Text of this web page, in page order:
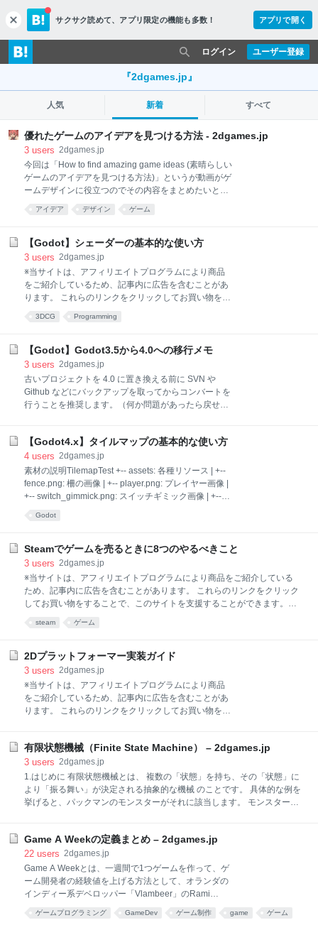
c
l
o
s
サクサク読めて、 アプリ限定の機能も多数！ アプリで開く
ユーザー登録
ログイン
『2dgames.jp』
人気 新着 すべて
優れたゲームのアイデアを見つける方法 - 2dgames.jp
3 users 2dgames.jp
今回は「How to find amazing game ideas (素晴らしい
ゲームのアイデアを見つける方法)」というが動画がゲ
ームデザインに役立つのでその内容をまとめたいと思
パートに整理できます。 ゲームアイデアの発想法 10
ムアイデアの発想法（4つの源泉） ゲームのアイデア
は何もないところからは生まれません。 そこでアイデ
アを発想する方法として以下の発想法があります。 ①
他のゲームから発想する (Other Games) ② ジャンルか
ら発想する (Using Genres) ③ メカニクスから発想す
(The Experience) ① 他のゲームから発想する (Other
アイデア デザイン ゲーム
【Godot】シェーダーの基本的な使い方
3 users 2dgames.jp
※当サイトは、アフィリエイトプログラムにより商品
をご紹介しているため、記事内に広告を含むことがあ
ります。 これらのリンクをクリックしてお買い物をす
3DCG Programming
【Godot】Godot3.5から4.0への移行メモ
3 users 2dgames.jp
古いプロジェクトを 4.0 に置き換える前に SVN や
Github などにバックアップを取ってからコンバートを
行うことを推奨します。（何か問題があったら戻せる
ら古いプロジェクトファイルを開くと、自動で最新の
プロジェクトへコンバートするかどうかのダイアログ
が表示されます（直接 project.godot を開くとコンバー
トダイアログは表示されません）。 Godot のプロジェ
クトマネージャーから プロジェクトファイルを開きま
っておいてね、 といった警告が表示されます ただ
の置き換えが行われるのですが、一部正常に置き換え
られないことがあったので、それの解決方法を書いて
【Godot4.x】タイルマップの基本的な使い方
4 users 2dgames.jp
素材の説明TilemapTest +-- assets: 各種リソース | +--
fence.png: 柵の画像 | +-- player.png: プレイヤー画像 |
+-- switch_gimmick.png: スイッチギミック画像 | +--
プレイヤースクリプト | +-- Player.tscn: プレイヤーシ
ーン | +-- SwitchGimmick.gd: スイッチギミックスクリ
プト | +-- SwitchGimmick.tscn: スイッチギミックシー
ン | +-- Main.gd: メインシーンスクリプト +-- Main.ts
Godot
Steamでゲームを売るときに8つのやるべきこと
3 users 2dgames.jp
※当サイトは、アフィリエイトプログラムにより商品をご紹介している
ため、記事内に広告を含むことがあります。 これらのリンクをクリック
してお買い物をすることで、このサイトを支援することができます。
達成した…という reddit の投稿があったのでまとめてみました My
(Godotでゲームを作って、1年間で 1000ドルを稼いだ方法) Dark Sheep
(出展：Daisy Games) 見た目もシンプルで、ゲーム内容もほぼ倉庫番…
というオールドタイプのゲームにも関わらず、個人開発としてはそれな
りの売上を達成しているので、初めてゲームを発売してみよう…と考え
ている方
steam ゲーム
2Dプラットフォーマー実装ガイド
3 users 2dgames.jp
※当サイトは、アフィリエイトプログラムにより商品
をご紹介しているため、記事内に広告を含むことがあ
ります。 これらのリンクをクリックしてお買い物をす
有限状態機械（Finite State Machine） – 2dgames.jp
3 users 2dgames.jp
1.はじめに 有限状態機械とは、 複数の「状態」を持ち、その「状態」に
より「振る舞い」が決定される抽象的な機械 のことです。 具体的な例を
挙げると、パックマンのモンスターがそれに該当します。 モンスター
ると）パックマンから逃げ回る という「振る舞い」を行います。 また、
有限状態機械はキャラだけでなく、シーンにも適用することができま
す。 例えば、タイトルシーンに以下の「状態」を持たせます。 初期化
フェードイン メイン スタートボタン押下 フェードアウト 終了 さては
て、このような有限状態機械を使うと何が嬉しいのかというと、 分かり
とがあるためです。 逆にデメリットは、状態遷移をJump
Game A Weekの定義まとめ – 2dgames.jp
22 users 2dgames.jp
Game A Weekとは、一週間で1つゲームを作って、ゲ
ーム開発者の経験値を上げる方法として、オランダの
インディー系デベロッパー「Vlambeer」のRami
Ismail氏が提唱したものです。 Gamasutra: Rami
Ismail's Blog – Game A Week: Getting Experienced At
ゲームプログラミング GameDev ゲーム制作 game ゲーム